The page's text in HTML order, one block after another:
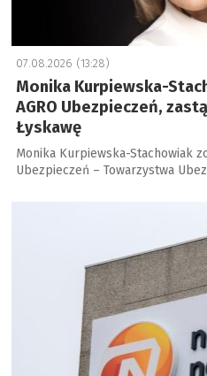
07.08.2026 (13:28)
Monika Kurpiewska-
AGRO Ubezpieczeń,
Łyskawę
Monika Kurpiewska-Stachowiak
Ubezpieczeń – Towarzystwa